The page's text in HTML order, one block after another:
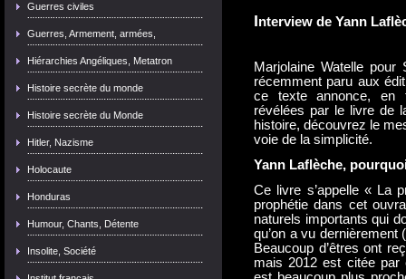
Guerres civiles
Guerres, Armement, armées,
Hiérarchies Angéliques, Metatron
Histoire secrète du monde
Histoire secrète du Monde
Hitler, Nazisme
Holocaute
Honduras
Humour, Chants, Détente
Insolite, Société
Interview de Yann
Marjolaine Watelle pour
récemment paru aux
ce texte annonce, en
révélées par le livre de
histoire, découvrez le
voie de la simplicité.
Yann Laflèche,
Ce livre s’appelle « La
prophétie dans cet
naturels importants qui
qu’on a vu
Beaucoup d’êtres ont
mais 2012 est citée par